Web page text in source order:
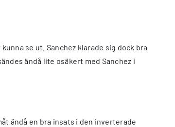
se ut. Sanchez klarade sig dock bra
ändå lite osäkert med Sanchez i
ändå en bra insats i den inverterade